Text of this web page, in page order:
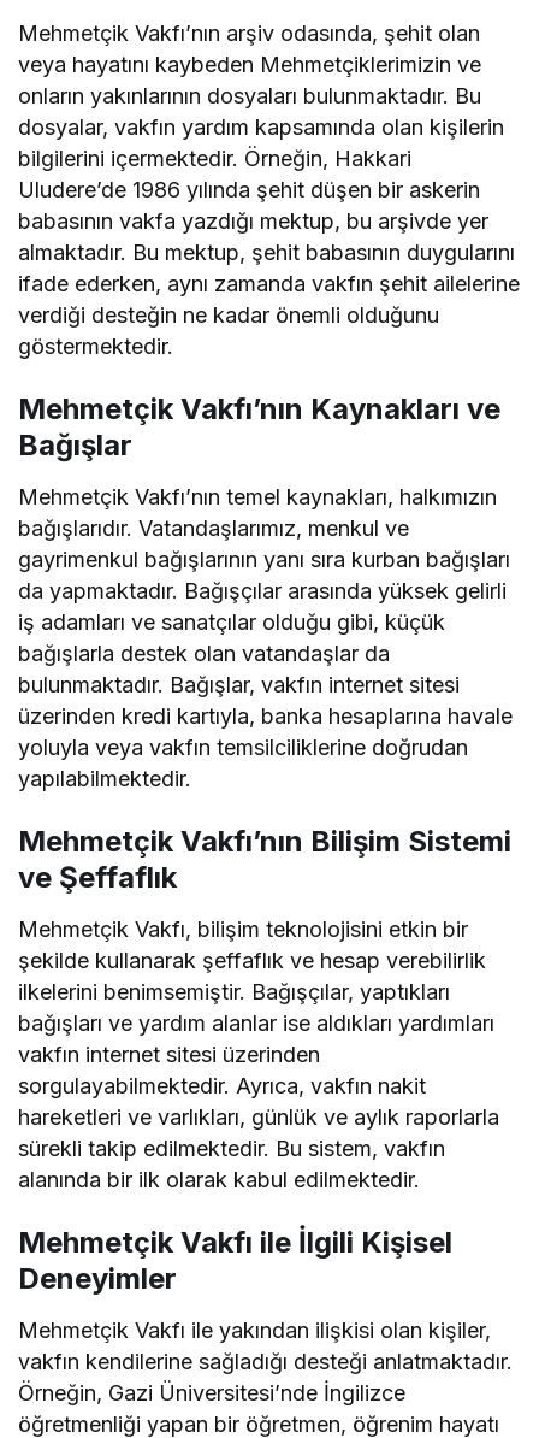
Mehmetçik Vakfı’nın arşiv odasında, şehit olan
veya hayatını kaybeden Mehmetçiklerimizin ve
onların yakınlarının dosyaları bulunmaktadır. Bu
dosyalar, vakfın yardım kapsamında olan kişilerin
bilgilerini içermektedir. Örneğin, Hakkari
Uludere’de 1986 yılında şehit düşen bir askerin
babasının vakfa yazdığı mektup, bu arşivde yer
almaktadır. Bu mektup, şehit babasının duygularını
ifade ederken, aynı zamanda vakfın şehit ailelerine
verdiği desteğin ne kadar önemli olduğunu
göstermektedir.
Mehmetçik Vakfı’nın Kaynakları ve
Bağışlar
Mehmetçik Vakfı’nın temel kaynakları, halkımızın
bağışlarıdır. Vatandaşlarımız, menkul ve
gayrimenkul bağışlarının yanı sıra kurban bağışları
da yapmaktadır. Bağışçılar arasında yüksek gelirli
iş adamları ve sanatçılar olduğu gibi, küçük
bağışlarla destek olan vatandaşlar da
bulunmaktadır. Bağışlar, vakfın internet sitesi
üzerinden kredi kartıyla, banka hesaplarına havale
yoluyla veya vakfın temsilciliklerine doğrudan
yapılabilmektedir.
Mehmetçik Vakfı’nın Bilişim Sistemi
ve Şeffaflık
Mehmetçik Vakfı, bilişim teknolojisini etkin bir
şekilde kullanarak şeffaflık ve hesap verebilirlik
ilkelerini benimsemiştir. Bağışçılar, yaptıkları
bağışları ve yardım alanlar ise aldıkları yardımları
vakfın internet sitesi üzerinden
sorgulayabilmektedir. Ayrıca, vakfın nakit
hareketleri ve varlıkları, günlük ve aylık raporlarla
sürekli takip edilmektedir. Bu sistem, vakfın
alanında bir ilk olarak kabul edilmektedir.
Mehmetçik Vakfı ile İlgili Kişisel
Deneyimler
Mehmetçik Vakfı ile yakından ilişkisi olan kişiler,
vakfın kendilerine sağladığı desteği anlatmaktadır.
Örneğin, Gazi Üniversitesi’nde İngilizce
öğretmenliği yapan bir öğretmen, öğrenim hayatı